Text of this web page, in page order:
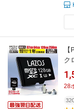
ク
28